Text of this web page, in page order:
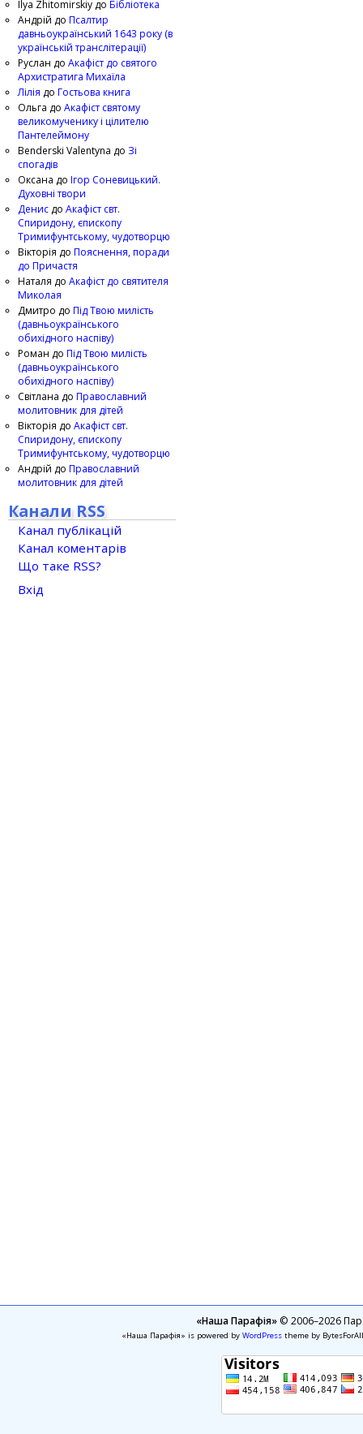
Ilya Zhitomirskiy до Бібліотека
Андрій до Псалтир
давньоукраїнський 1643 року (в
українській транслітерації)
Руслан до Акафіст до святого
Архистратига Михаїла
Лілія до Гостьова книга
Ольга до Акафіст святому
великомученику і цілителю
Пантелеймону
Benderski Valentyna до Зі
спогадів
Оксана до Ігор Соневицький.
Духовні твори
Денис до Акафіст свт.
Спиридону, єпископу
Тримифунтському, чудотворцю
Вікторія до Пояснення, поради
до Причастя
Наталя до Акафіст до святителя
Миколая
Дмитро до Під Твою милість
(давньоукраїнського
обихідного наспіву)
Роман до Під Твою милість
(давньоукраїнського
обихідного наспіву)
Світлана до Православний
молитовник для дітей
Вікторія до Акафіст свт.
Спиридону, єпископу
Тримифунтському, чудотворцю
Андрій до Православний
молитовник для дітей
Канали RSS
Канал публікацій
Канал коментарів
Що таке RSS?
Вхід
«Наша Парафія»© 2006–2026
«Наша Парафія» is powered by WordPresstheme by